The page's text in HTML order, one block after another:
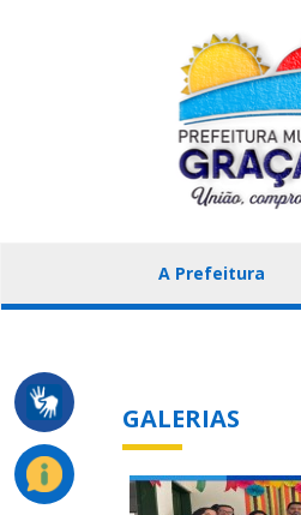
A Prefeitura
GALERIAS